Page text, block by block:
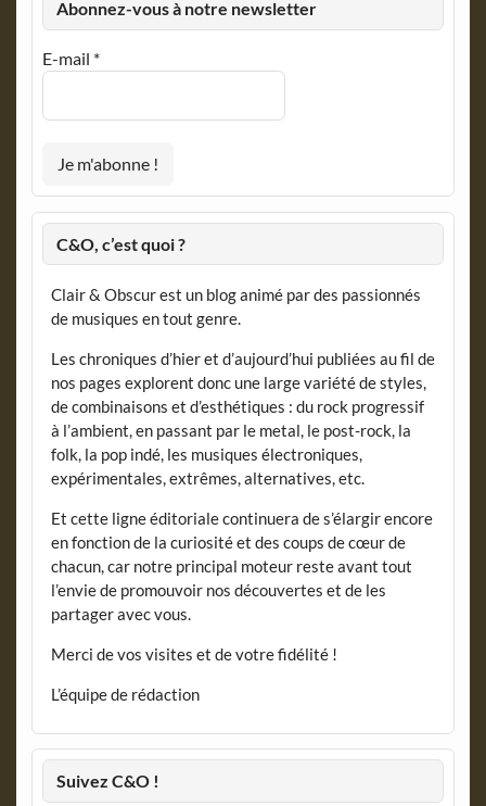
Abonnez-vous à notre newsletter
E-mail *
C&O, c’est quoi ?
Clair & Obscur est un blog animé par des passionnés
de musiques en tout genre.
Les chroniques d’hier et d’aujourd’hui publiées au fil de
nos pages explorent donc une large variété de styles,
de combinaisons et d’esthétiques : du rock progressif
à l’ambient, en passant par le metal, le post-rock, la
folk, la pop indé, les musiques électroniques,
expérimentales, extrêmes, alternatives, etc.
Et cette ligne éditoriale continuera de s’élargir encore
en fonction de la curiosité et des coups de cœur de
chacun, car notre principal moteur reste avant tout
l’envie de promouvoir nos découvertes et de les
partager avec vous.
Merci de vos visites et de votre fidélité !
L’équipe de rédaction
Suivez C&O !